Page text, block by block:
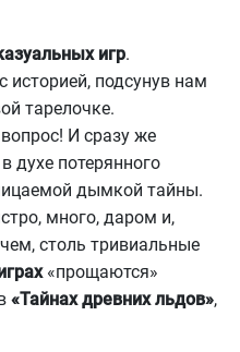
игр.
историей, подсунув нам
тарелочке.
И сразу же
духе потерянного
дымкой тайны.
много, даром и,
столь тривиальные
«прощаются»
«Тайнах древних льдов»,